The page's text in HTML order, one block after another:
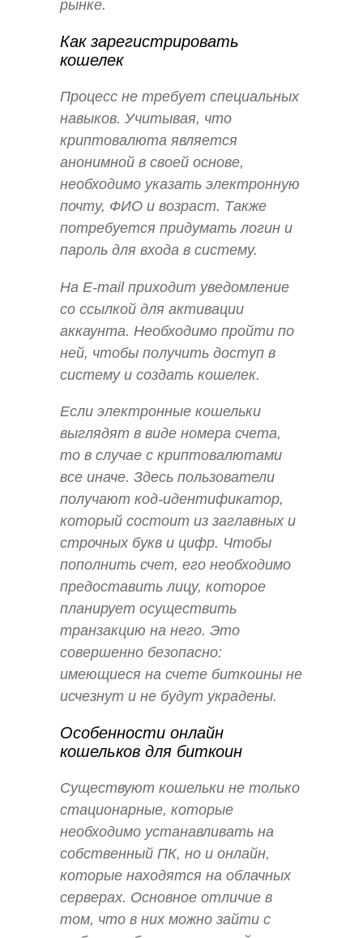
рынке.
Как зарегистрировать
кошелек
Процесс не требует специальных
навыков. Учитывая, что
криптовалюта является
анонимной в своей основе,
необходимо указать электронную
почту, ФИО и возраст. Также
потребуется придумать логин и
пароль для входа в систему.
На E-mail приходит уведомление
со ссылкой для активации
аккаунта. Необходимо пройти по
ней, чтобы получить доступ в
систему и создать кошелек.
Если электронные кошельки
выглядят в виде номера счета,
то в случае с криптовалютами
все иначе. Здесь пользователи
получают код-идентификатор,
который состоит из заглавных и
строчных букв и цифр. Чтобы
пополнить счет, его необходимо
предоставить лицу, которое
планирует осуществить
транзакцию на него. Это
совершенно безопасно:
имеющиеся на счете биткоины не
исчезнут и не будут украдены.
Особенности онлайн
кошельков для биткоин
Существуют кошельки не только
стационарные, которые
необходимо устанавливать на
собственный ПК, но и онлайн,
которые находятся на облачных
серверах. Основное отличие в
том, что в них можно зайти с